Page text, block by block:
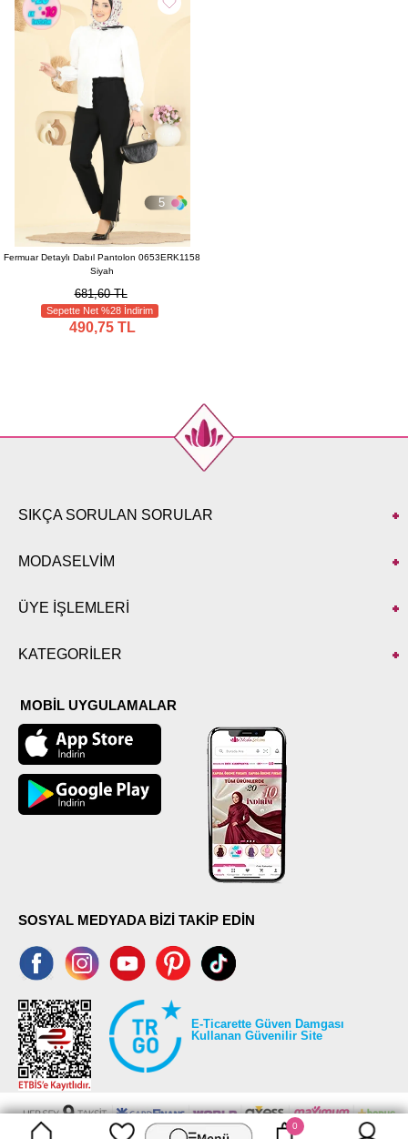
0
5
Fermuar Detaylı Dabıl Pantolon 0653ERK1158
Siyah
681,60 TL
Sepette Net %28 İndirim
490,75 TL
SIKÇA SORULAN SORULAR
MODASELVİM
ÜYE İŞLEMLERİ
KATEGORİLER
MOBİL UYGULAMALAR
SOSYAL MEDYADA BİZİ TAKİP EDİN
E-Ticarette Güven Damgası
Kullanan Güvenilir Site